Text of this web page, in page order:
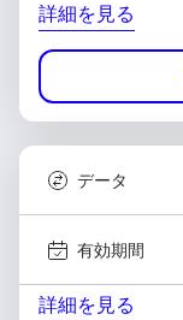
詳細を見る
データ
有効期間
詳細を見る